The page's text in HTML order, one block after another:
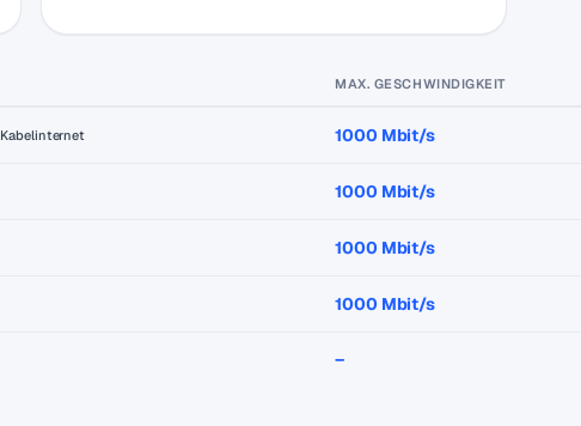
MAX. GESCHWINDIGKEIT
Kabelinternet 1000 Mbit/s
1000 Mbit/s
1000 Mbit/s
1000 Mbit/s
–